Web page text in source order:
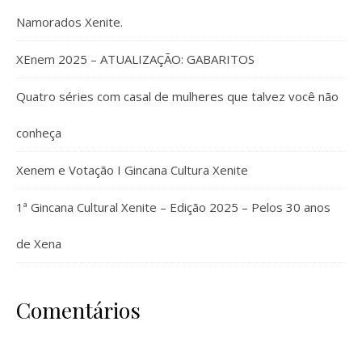
Namorados Xenite.
XEnem 2025 – ATUALIZAÇÃO: GABARITOS
Quatro séries com casal de mulheres que talvez você não
conheça
Xenem e Votação I Gincana Cultura Xenite
1ª Gincana Cultural Xenite – Edição 2025 – Pelos 30 anos
de Xena
Comentários